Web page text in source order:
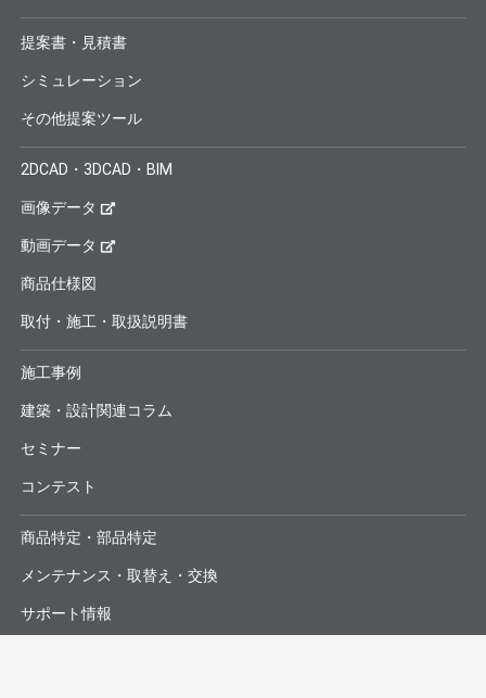
提案書・見積書
シミュレーション
その他提案ツール
2DCAD・3DCAD・BIM
画像データ
動画データ
商品仕様図
取付・施工・取扱説明書
施工事例
建築・設計関連コラム
セミナー
コンテスト
商品特定・部品特定
メンテナンス・取替え・交換
サポート情報